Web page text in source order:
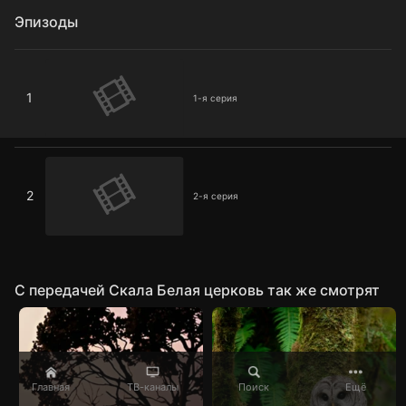
Главная ТВ-каналы Поиск Ещё
Эпизоды
1 1-я серия
2 2-я серия
C передачей Скала Белая церковь так же смотрят